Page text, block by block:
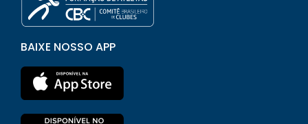
BAIXE NOSSO APP